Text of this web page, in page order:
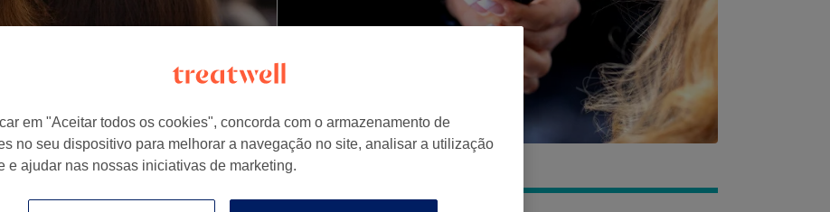
em "Aceitar todos os cookies", concorda com o armazenamento de
no seu dispositivo para melhorar a navegação no site, analisar a utilização
e ajudar nas nossas iniciativas de marketing.